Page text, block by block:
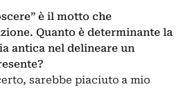
è il motto che
Quanto è determinante la
antica nel delineare un
sarebbe piaciuto a mio